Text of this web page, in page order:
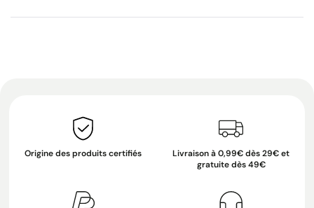
Origine des produits certifiés
Livraison à 0,99€ dès 29€ et
gratuite dès 49€